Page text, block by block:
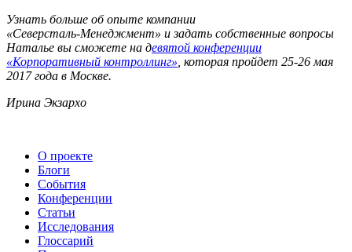
Узнать больше об опыте компании
«Северсталь-Менеджмент» и задать собственные вопросы
Наталье вы сможете на девятой конференции
«Корпоративный контроллинг» , которая пройдет 25-26 мая
2017 года в Москве.
Ирина Экзархо
О проекте
Блоги
События
Конференции
Статьи
Исследования
Глоссарий